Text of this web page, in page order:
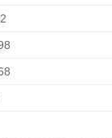
SINH MS: TN